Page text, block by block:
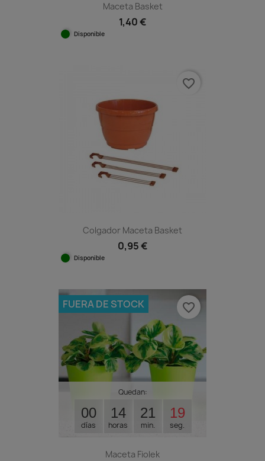
Maceta Basket
1,40 €
Disponible
Colgador Maceta Basket
0,95 €
Disponible
favorite_border
Quedan:
00
días
14
horas
21
min.
18
seg.
Maceta Fiolek
FUERA DE STOCK favorite_border